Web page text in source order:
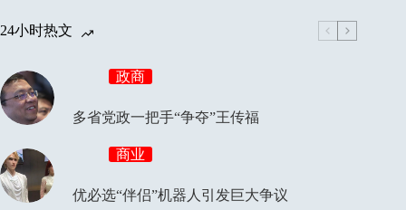
24小时热文
政商
多省党政一把手“争夺”王传福
商业
优必选“伴侣”机器人引发巨大争议